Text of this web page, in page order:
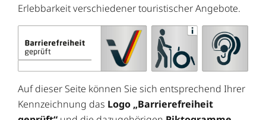
Erlebbarkeit verschiedener touristischer Angebote.
Auf dieser Seite können Sie sich entsprechend Ihrer
Kennzeichnung das Logo „Barrierefreiheit